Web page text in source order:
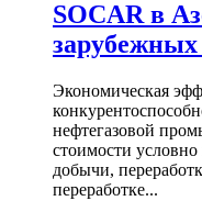
SOCAR в
зарубежных
Экономическая
нефтегазовой
стоимости условно
добычи,
переработке...